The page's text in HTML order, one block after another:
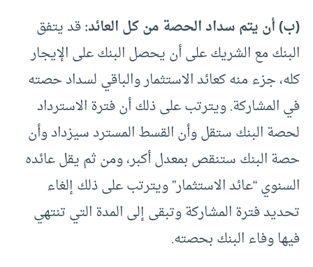
(ب) أن يتم سداد الحصة من كل العائد:قد يتفق
البنك مع الشريك على أن يحصل البنك على الإيجار
كله، جزء منه كعائد الاستثمار والباقي لسداد حصته
في المشاركة. ويترتب على ذلك أن فترة الاسترداد
لحصة البنك ستقل وأن القسط المسترد سيزداد وأن
حصة البنك ستنقص بمعدل أكبر، ومن ثم يقل عائده
السنوي “عائد الاستثمار” ويترتب على ذلك إلغاء
تحديد فترة المشاركة وتبقى إلى المدة التي تنتهي
فيها وفاء البنك بحصته.